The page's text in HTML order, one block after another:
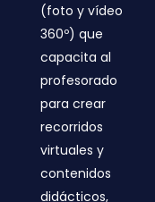
(foto y vídeo
360º) que
capacita al
profesorado
para crear
recorridos
virtuales y
contenidos
didácticos,